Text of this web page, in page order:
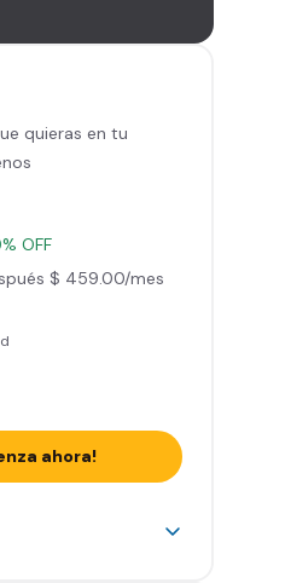
con 5 amigos al
Tu plan de
personalizado
en
las áreas de peso
quieras en tu
OFF
$ 459.00/mes
ahora!
a + 2.000